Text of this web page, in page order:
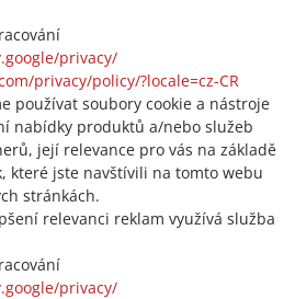
privacy/
privacy/policy/?locale=cz-CR
používat soubory cookie a nástroje
nabídky produktů a/nebo služeb
její relevance pro vás na základě
které jste navštívili na tomto webu
stránkách.
relevanci reklam využívá služba
privacy/